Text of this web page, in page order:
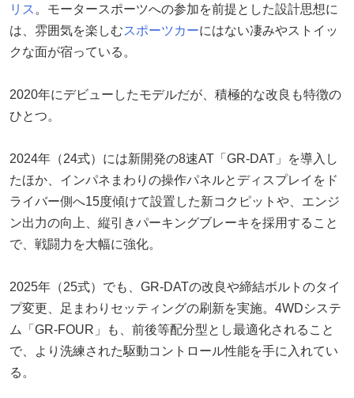
リス 。モータースポーツへの参加を前提とした設計思想に
は、雰囲気を楽しむスポーツカーにはない凄みやストイッ
クな面が宿っている。
2020年にデビューしたモデルだが、積極的な改良も特徴の
ひとつ。
2024年（24式）には新開発の8速AT「GR-DAT」を導入し
たほか、インパネまわりの操作パネルとディスプレイをド
ライバー側へ15度傾けて設置した新コクピットや、エンジ
ン出力の向上、縦引きパーキングブレーキを採用すること
で、戦闘力を大幅に強化。
2025年（25式）でも、GR-DATの改良や締結ボルトのタイ
プ変更、足まわりセッティングの刷新を実施。4WDシステ
ム「GR-FOUR」も、前後等配分型とし最適化されること
で、より洗練された駆動コントロール性能を手に入れてい
る。